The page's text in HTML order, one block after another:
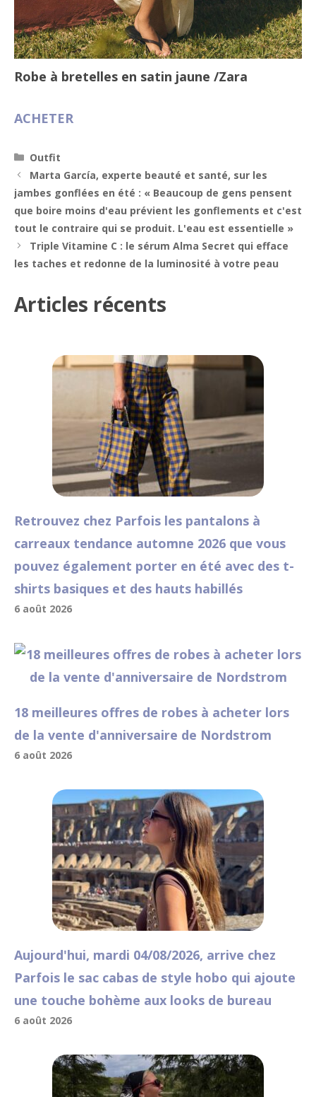
Robe à bretelles en satin jaune /Zara
ACHETER
Catégories
Outfit
Navigation
des
articles
Marta García, experte beauté et santé, sur les
jambes gonflées en été : « Beaucoup de gens pensent
que boire moins d'eau prévient les gonflements et c'est
tout le contraire qui se produit. L'eau est essentielle »
Triple Vitamine C : le sérum Alma Secret qui efface
les taches et redonne de la luminosité à votre peau
Articles récents
Retrouvez chez Parfois les pantalons à
carreaux tendance automne 2026 que vous
pouvez également porter en été avec des t-
shirts basiques et des hauts habillés
6 août 2026
18 meilleures offres de robes à acheter lors
de la vente d'anniversaire de Nordstrom
6 août 2026
Aujourd'hui, mardi 04/08/2026, arrive chez
Parfois le sac cabas de style hobo qui ajoute
une touche bohème aux looks de bureau
6 août 2026